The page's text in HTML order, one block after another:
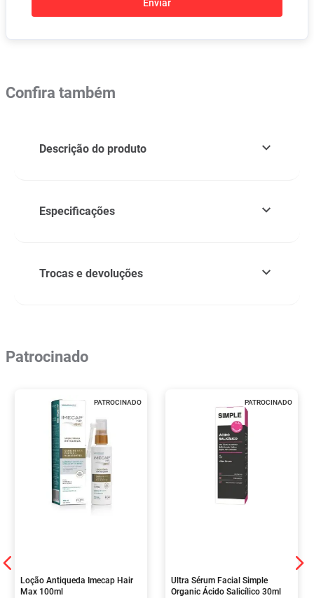
Enviar
Confira também
Descrição do produto
Especificações
Trocas e devoluções
Patrocinado
PATROCINADO
Loção Antiqueda Imecap Hair
Max 100ml
PATROCINADO
Ultra Sérum Facial Simple
Organic Ácido Salicílico 30ml